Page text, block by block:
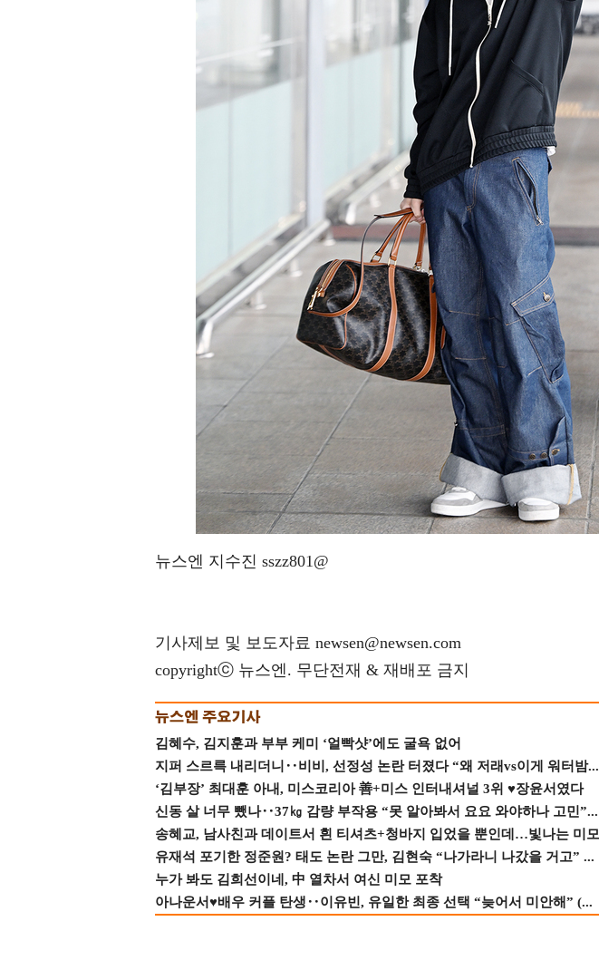
뉴스엔 지수진 sszz801@
기사제보 및 보도자료 newsen@newsen.com
copyrightⓒ 뉴스엔. 무단전재 & 재배포 금지
김혜수, 김지훈과 부부 케미 ‘얼빡샷’에도 굴욕 없어
지퍼 스르륵 내리더니‥비비, 선정성 논란 터졌다 “왜 저래vs이게 워터밤...
‘김부장’ 최대훈 아내, 미스코리아 善+미스 인터내셔널 3위 ♥장윤서였다
신동 살 너무 뺐나‥37㎏ 감량 부작용 “못 알아봐서 요요 와야하나 고민”...
송혜교, 남사친과 데이트서 흰 티셔츠+청바지 입었을 뿐인데…빛나는 미모
유재석 포기한 정준원? 태도 논란 그만, 김현숙 “나가라니 나갔을 거고” ...
누가 봐도 김희선이네, 中 열차서 여신 미모 포착
아나운서♥배우 커플 탄생‥이유빈, 유일한 최종 선택 “늦어서 미안해” (...